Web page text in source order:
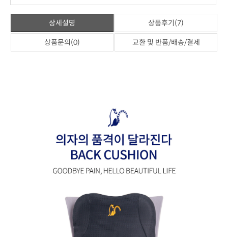
상세설명 상품후기(7)
상품문의(0) 교환 및 반품/배송/결제